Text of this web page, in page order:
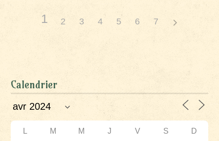
1 2 3 4 5 6 7
Calendrier
L M M J V S D